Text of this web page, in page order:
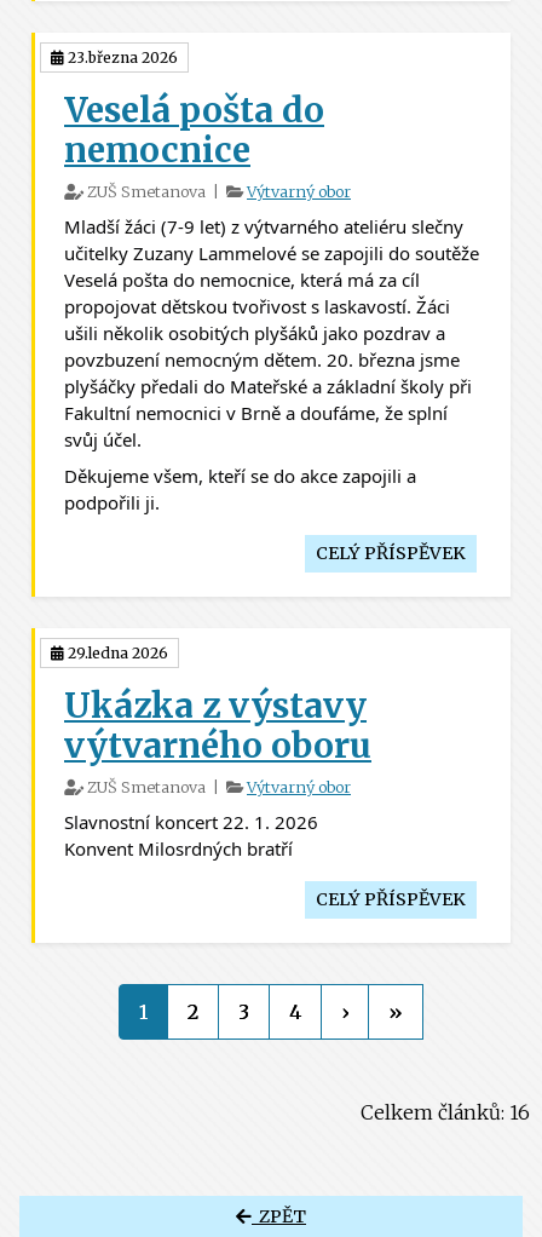
23.března 2026
Veselá pošta do
nemocnice
ZUŠ Smetanova | Výtvarný obor
Mladší žáci (7-9 let) z výtvarného ateliéru slečny
učitelky Zuzany Lammelové se zapojili do soutěže
Veselá pošta do nemocnice, která má za cíl
propojovat dětskou tvořivost s laskavostí. Žáci
ušili několik osobitých plyšáků jako pozdrav a
povzbuzení nemocným dětem. 20. března jsme
plyšáčky předali do Mateřské a základní školy při
Fakultní nemocnici v Brně a doufáme, že splní
svůj účel.
Děkujeme všem, kteří se do akce zapojili a
podpořili ji.
CELÝ PŘÍSPĚVEK
29.ledna 2026
Ukázka z výstavy
výtvarného oboru
ZUŠ Smetanova | Výtvarný obor
Slavnostní koncert 22. 1. 2026
Konvent Milosrdných bratří
CELÝ PŘÍSPĚVEK
1 2 3 4 › »
Celkem článků: 16
ZPĚT